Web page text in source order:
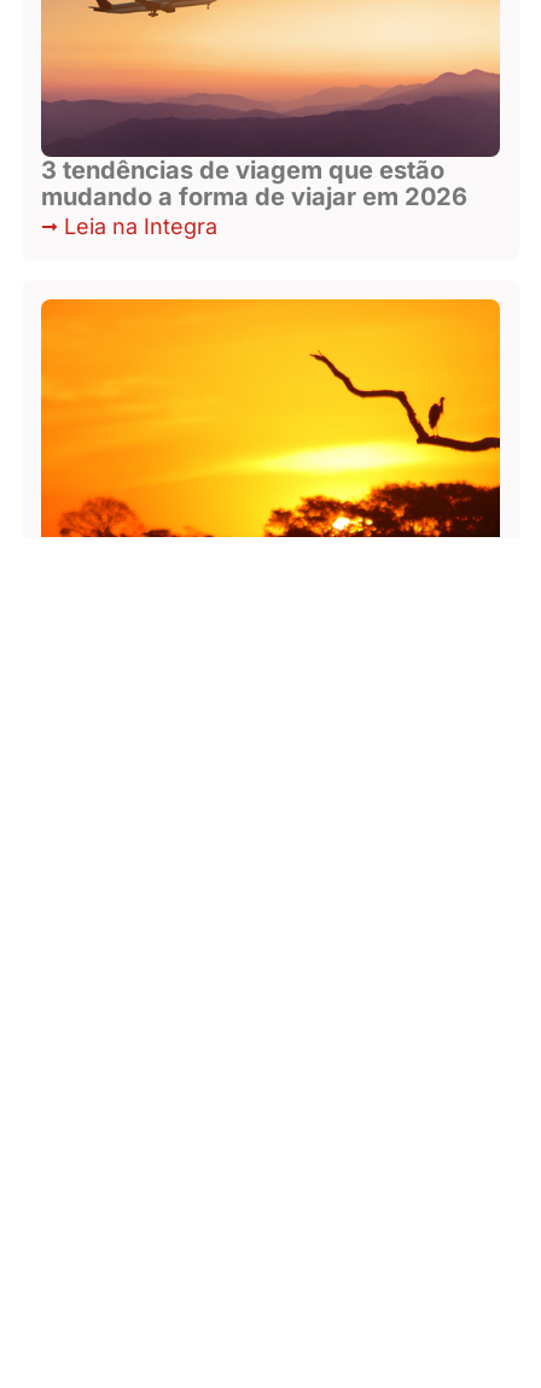
3 tendências de viagem que estão
mudando a forma de viajar em 2026
Leia na Integra